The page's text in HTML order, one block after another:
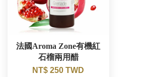
法國Aroma Zone有機紅
石榴兩用醋
NT$ 250 TWD